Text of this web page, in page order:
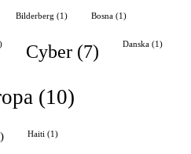
Bilderberg (1) Bosna (1)
cyber (7) Danska (1)
(10)
Haiti (1)